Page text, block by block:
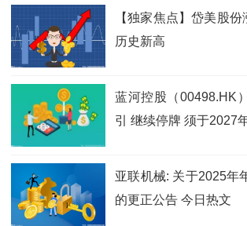
【独家焦点】岱美股
历史新高
蓝河控股（00498.HK
引 继续停牌 须于2027
亚联机械: 关于2025年
的更正公告 今日热文